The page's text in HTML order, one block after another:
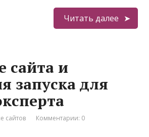
Читать далее
сайта и
запуска для
сайтов Комментарии: 0